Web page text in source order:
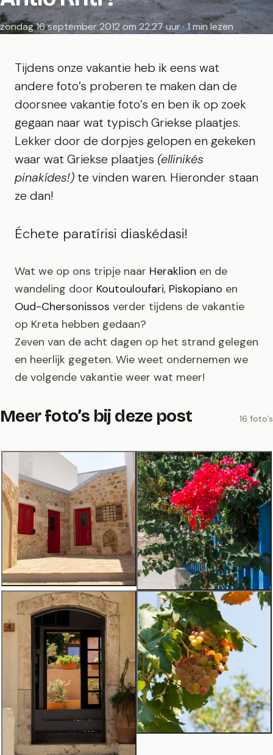
zondag 16 september 2012 om 22:27 uur · 1 min lezen
Tijdens onze vakantie heb ik eens wat
andere foto’s proberen te maken dan de
doorsnee vakantie foto’s en ben ik op zoek
gegaan naar wat typisch Griekse plaatjes.
Lekker door de dorpjes gelopen en gekeken
waar wat Griekse plaatjes (ellinikés
pinakídes!) te vinden waren. Hieronder staan
ze dan!
Échete paratírisi diaskédasi!
Wat we op ons tripje naar Heraklion en de
wandeling door Koutouloufari, Piskopiano en
Oud-Chersonissos verder tijdens de vakantie
op Kreta hebben gedaan?
Zeven van de acht dagen op het strand gelegen
en heerlijk gegeten. Wie weet ondernemen we
de volgende vakantie weer wat meer!
Meer foto’s bij deze post 16 foto’s